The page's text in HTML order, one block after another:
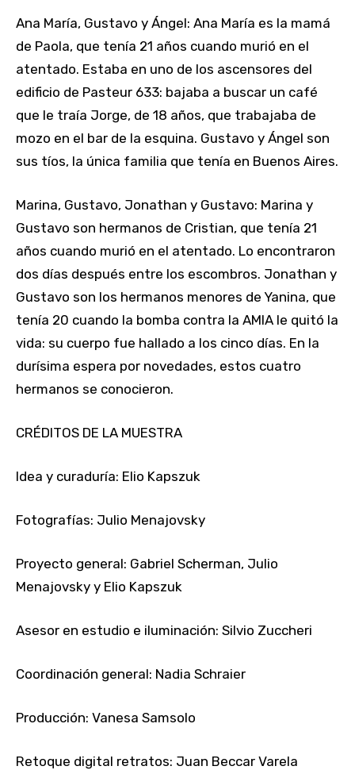
Ana María, Gustavo y Ángel: Ana María es la mamá
de Paola, que tenía 21 años cuando murió en el
atentado. Estaba en uno de los ascensores del
edificio de Pasteur 633: bajaba a buscar un café
que le traía Jorge, de 18 años, que trabajaba de
mozo en el bar de la esquina. Gustavo y Ángel son
sus tíos, la única familia que tenía en Buenos Aires.
Marina, Gustavo, Jonathan y Gustavo: Marina y
Gustavo son hermanos de Cristian, que tenía 21
años cuando murió en el atentado. Lo encontraron
dos días después entre los escombros. Jonathan y
Gustavo son los hermanos menores de Yanina, que
tenía 20 cuando la bomba contra la AMIA le quitó la
vida: su cuerpo fue hallado a los cinco días. En la
durísima espera por novedades, estos cuatro
hermanos se conocieron.
CRÉDITOS DE LA MUESTRA
Idea y curaduría: Elio Kapszuk
Fotografías: Julio Menajovsky
Proyecto general: Gabriel Scherman, Julio
Menajovsky y Elio Kapszuk
Asesor en estudio e iluminación: Silvio Zuccheri
Coordinación general: Nadia Schraier
Producción: Vanesa Samsolo
Retoque digital retratos: Juan Beccar Varela